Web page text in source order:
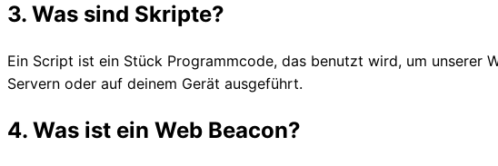
3. Was sind Skripte?
Ein Script ist ein Stück Programmcode, das benutzt wird, um unserer
Servern oder auf deinem Gerät ausgeführt.
4. Was ist ein Web Beacon?